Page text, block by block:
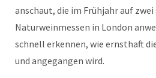
anschaut, die im Frühjahr auf
Naturweinmessen in London
schnell erkennen, wie ernsthaft
und angegangen wird.